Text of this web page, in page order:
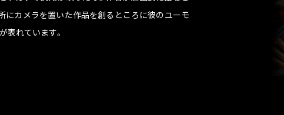
にカメラを置いた作品を創るところに彼のユーモ
表れています。